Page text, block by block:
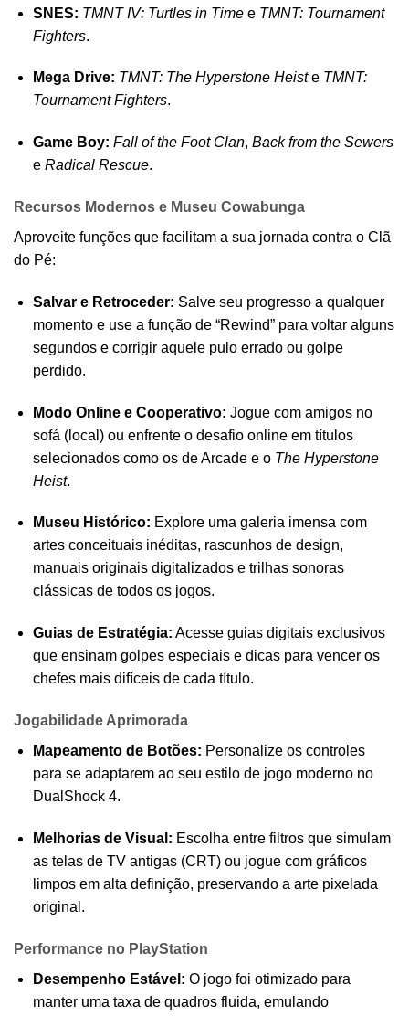
SNES: TMNT IV: Turtles in Timee TMNT: Tournament
Fighters.
Mega Drive: TMNT: The Hyperstone Heiste TMNT:
Tournament Fighters.
Game Boy: Fall of the Foot Clan, Back from the Sewers
e Radical Rescue.
Recursos Modernos e Museu Cowabunga
Aproveite funções que facilitam a sua jornada contra o Clã
do Pé:
Salvar e Retroceder: Salve seu progresso a qualquer
momento e use a função de “Rewind” para voltar alguns
segundos e corrigir aquele pulo errado ou golpe
perdido.
Modo Online e Cooperativo: Jogue com amigos no
sofá (local) ou enfrente o desafio online em títulos
selecionados como os de Arcade e o The Hyperstone
Heist.
Museu Histórico: Explore uma galeria imensa com
artes conceituais inéditas, rascunhos de design,
manuais originais digitalizados e trilhas sonoras
clássicas de todos os jogos.
Guias de Estratégia: Acesse guias digitais exclusivos
que ensinam golpes especiais e dicas para vencer os
chefes mais difíceis de cada título.
Jogabilidade Aprimorada
Mapeamento de Botões: Personalize os controles
para se adaptarem ao seu estilo de jogo moderno no
DualShock 4.
Melhorias de Visual: Escolha entre filtros que simulam
as telas de TV antigas (CRT) ou jogue com gráficos
limpos em alta definição, preservando a arte pixelada
original.
Performance no PlayStation
Desempenho Estável: O jogo foi otimizado para
manter uma taxa de quadros fluida, emulando